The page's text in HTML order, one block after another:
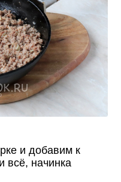
и добавим к
начинка